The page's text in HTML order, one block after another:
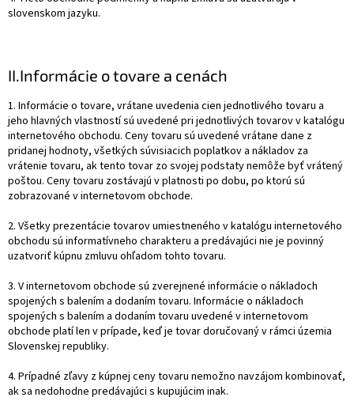
slovenskom jazyku.
II.Informácie o tovare a cenách
1. Informácie o tovare, vrátane uvedenia cien jednotlivého tovaru a
jeho hlavných vlastností sú uvedené pri jednotlivých tovarov v katalógu
internetového obchodu. Ceny tovaru sú uvedené vrátane dane z
pridanej hodnoty, všetkých súvisiacich poplatkov a nákladov za
vrátenie tovaru, ak tento tovar zo svojej podstaty nemôže byť vrátený
poštou. Ceny tovaru zostávajú v platnosti po dobu, po ktorú sú
zobrazované v internetovom obchode.
2. Všetky prezentácie tovarov umiestneného v katalógu internetového
obchodu sú informatívneho charakteru a predávajúci nie je povinný
uzatvoriť kúpnu zmluvu ohľadom tohto tovaru.
3. V internetovom obchode sú zverejnené informácie o nákladoch
spojených s balením a dodaním tovaru. Informácie o nákladoch
spojených s balením a dodaním tovaru uvedené v internetovom
obchode platí len v prípade, keď je tovar doručovaný v rámci územia
Slovenskej republiky.
4. Prípadné zľavy z kúpnej ceny tovaru nemožno navzájom kombinovať,
ak sa nedohodne predávajúci s kupujúcim inak.